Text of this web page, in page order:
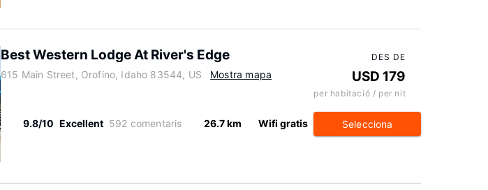
Best Western Lodge At River's Edge
615 Main Street, Orofino, Idaho 83544, US Mostra mapa
9.8/10 Excellent 592 comentaris 26.7 km Wifi gratis
DES DE
USD 179
per habitació / per nit
Selecciona